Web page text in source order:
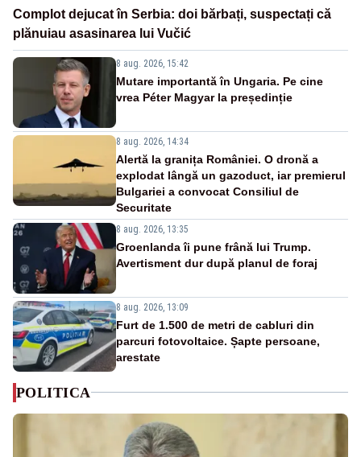
Complot dejucat în Serbia: doi bărbați, suspectați că
plănuiau asasinarea lui Vučić
8 aug. 2026, 15:42
Mutare importantă în Ungaria. Pe cine
vrea Péter Magyar la președinție
8 aug. 2026, 14:34
Alertă la granița României. O dronă a
explodat lângă un gazoduct, iar premierul
Bulgariei a convocat Consiliul de
Securitate
8 aug. 2026, 13:35
Groenlanda îi pune frână lui Trump.
Avertisment dur după planul de foraj
8 aug. 2026, 13:09
Furt de 1.500 de metri de cabluri din
parcuri fotovoltaice. Șapte persoane,
arestate
POLITICA